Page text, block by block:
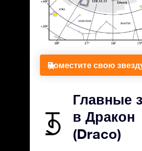
Поместите свою
Главные
в Дракон
(Draco)